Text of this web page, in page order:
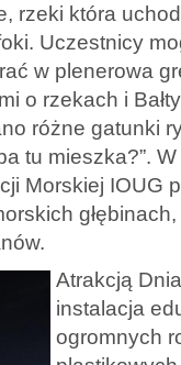
rzeki która
Uczestnicy
w plenerowa
o rzekach i
różne gatunki
tu mieszka?”.
Morskiej IOUG
Atrakcją
instalacja
ogromnych